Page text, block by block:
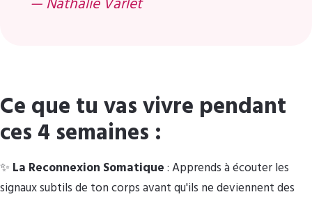
Ce que tu vas vivre pendant
ces 4 semaines :
✨ La Reconnexion Somatique : Apprends à écouter les
signaux subtils de ton corps avant qu'ils ne deviennent des